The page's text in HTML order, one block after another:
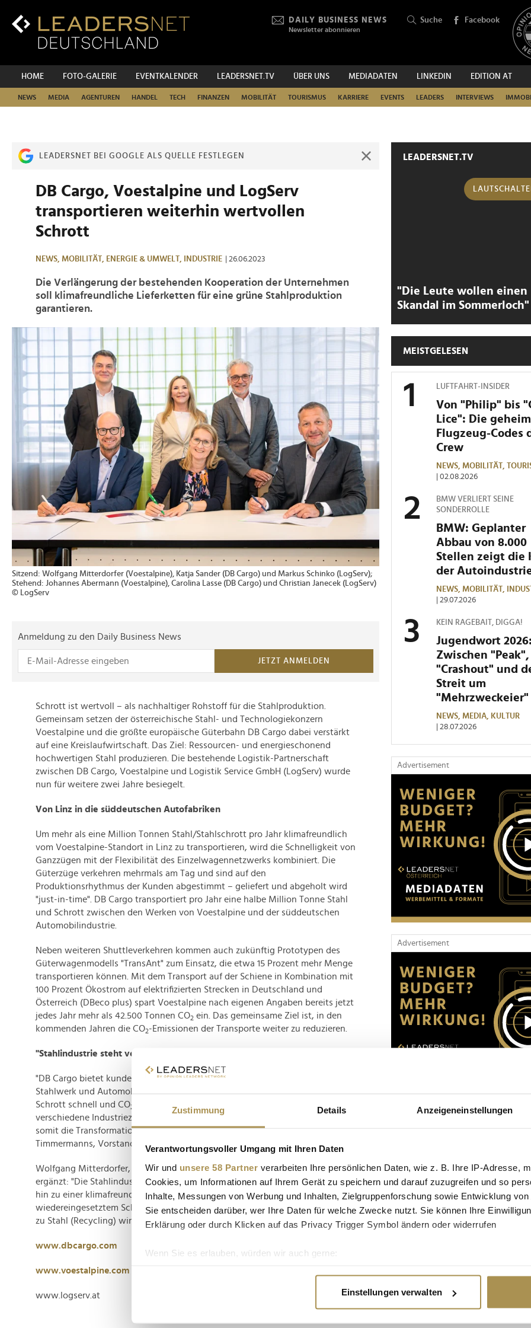
Zustimmung Details Anzeigeneinstellungen
Verantwortungsvoller Umgang mit Ihren Daten
Wir und unsere 58 Partner verarbeiten Ihre persönlichen Daten, wie z. B. Ihre IP-Adresse,
Cookies, um Informationen auf Ihrem Gerät zu speichern und darauf zuzugreifen und so
Inhalte, Messungen von Werbung und Inhalten, Zielgruppenforschung sowie Entwicklung
Sie entscheiden darüber, wer Ihre Daten für welche Zwecke nutzt. Sie können Ihre
Erklärung oder durch Klicken auf das Privacy Trigger Symbol ändern oder widerrufen
Wenn Sie es erlauben, würden wir auch gerne:
Erfahren Sie mehr darüber, wie Ihre persönlichen Daten verarbeitet werden, und legen Sie
Einstellungen verwalten
Inhalt
DAILY BUSINESS NEWS
Newsletter abonnieren
Suche Facebook
HOME FOTO-GALERIE EVENTKALENDER LEADERSNET.TV ÜBER UNS MEDIADATEN LINKEDIN EDITION AT
NEWS MEDIA AGENTUREN HANDEL TECH FINANZEN MOBILITÄT TOURISMUS KARRIERE EVENTS LEADERS INTERVIEWS
SUCHEN
LEADERSNET BEI GOOGLE ALS QUELLE FESTLEGEN
DB Cargo, Voestalpine und LogServ
transportieren weiterhin wertvollen
Schrott
NEWS, MOBILITÄT, ENERGIE & UMWELT, INDUSTRIE | 26.06.2023
Die Verlängerung der bestehenden Kooperation der Unternehmen
soll klimafreundliche Lieferketten für eine grüne Stahlproduktion
garantieren.
Sitzend: Wolfgang Mitterdorfer (Voestalpine), Katja Sander (DB Cargo) und Markus Schinko (LogServ);
Stehend: Johannes Abermann (Voestalpine), Carolina Lasse (DB Cargo) und Christian Janecek (LogServ)
© LogServ
Anmeldung zu den Daily Business News
JETZT ANMELDEN
Schrott ist wertvoll – als nachhaltiger Rohstoff für die Stahlproduktion.
Gemeinsam setzen der österreichische Stahl- und Technologiekonzern
Voestalpine und die größte europäische Güterbahn DB Cargo dabei verstärkt
auf eine Kreislaufwirtschaft. Das Ziel: Ressourcen- und energieschonend
hochwertigen Stahl produzieren. Die bestehende Logistik-Partnerschaft
zwischen DB Cargo, Voestalpine und Logistik Service GmbH (LogServ) wurde
nun für weitere zwei Jahre besiegelt.
Von Linz in die süddeutschen Autofabriken
Um mehr als eine Million Tonnen Stahl/Stahlschrott pro Jahr klimafreundlich
vom Voestalpine-Standort in Linz zu transportieren, wird die Schnelligkeit von
Ganzzügen mit der Flexibilität des Einzelwagennetzwerks kombiniert. Die
Güterzüge verkehren mehrmals am Tag und sind auf den
Produktionsrhythmus der Kunden abgestimmt – geliefert und abgeholt wird
"just-in-time". DB Cargo transportiert pro Jahr eine halbe Million Tonne Stahl
und Schrott zwischen den Werken von Voestalpine und der süddeutschen
Automobilindustrie.
Neben weiteren Shuttleverkehren kommen auch zukünftig Prototypen des
Güterwagenmodells "TransAnt" zum Einsatz, die etwa 15 Prozent mehr Menge
transportieren können. Mit dem Transport auf der Schiene in Kombination mit
100 Prozent Ökostrom auf elektrifizierten Strecken in Deutschland und
Österreich (DBeco plus) spart Voestalpine nach eigenen Angaben bereits jetzt
jedes Jahr mehr als 42.500 Tonnen CO2 ein. Das gemeinsame Ziel ist, in den
kommenden Jahren die CO2-Emissionen der Transporte weiter zu reduzieren.
"Stahlindustrie steht vor großem Transformationsprozess"
"DB Cargo bietet kundenorientierte Lösungen für den Kreislauf zwischen
Stahlwerk und Automobilindustrie an. Für Voestalpine bringen wir Stahl und
Schrott schnell und CO2
verschiedene Industriezentren in West- und Nordeuropa und unterstützen
somit die Transformation hin zur grünen Stahlherstellung", verrät Pierre
Timmermanns, Vorstand Vertrieb der DB Cargo AG.
Wolfgang Mitterdorfer, Vorstandsmitglied der Voestalpine Stahl GmbH,
ergänzt: "Die Stahlindustrie steht vor einem großen Transformationsprozess
hin zu einer klimafreundlichen Produktion. Unser Ziel ist, den Anteil an
wiedereingesetztem Schrott deutlich zu erhöhen. Der Zyklus Stahl zu Schrott
zu Stahl (Recycling) wird dadurch deutlich intensiviert."
www.dbcargo.com
www.voestalpine.com
www.logserv.at
LEADERSNET.TV
"Die Leute wollen einen
Skandal im Sommerloch"
MEISTGELESEN
LUFTFAHRT-INSIDER
Von "Philip" bis
Lice": Die
Flugzeug-Codes
Crew
NEWS, MOBILITÄT,
| 02.08.2026
BMW VERLIERT SEINE
SONDERROLLE
BMW: Geplanter
Abbau von 8.000
Stellen zeigt die
der
NEWS, MOBILITÄT,
| 29.07.2026
KEIN RAGEBAIT, DIGGA!
Jugendwort 2026:
Zwischen "Peak",
"Crashout" und
Streit um
"Mehrzweckeier"
NEWS, MEDIA,
KULTUR
| 28.07.2026
Advertisement
Advertisement